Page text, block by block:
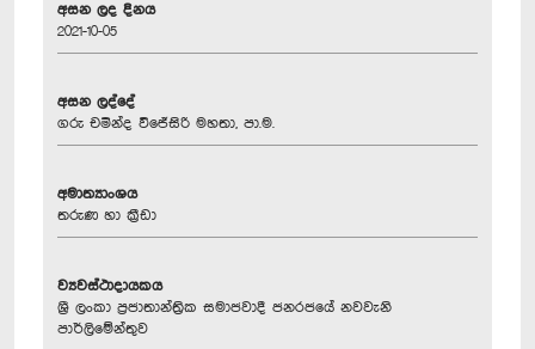
අසන ලද දිනය
2021-10-05
අසන ලද්දේ
ගරු චමින්ද වි‍ජේසිරි මහතා, පා.ම.
අමාත්‍යාංශය
තරුණ හා ක‍්‍රීඩා
ව්‍යවස්ථාදායකය
ශ්‍රී ලංකා ප්‍රජාතාන්ත්‍රික සමාජවාදී ජනරජයේ නවවැනි
පාර්ලිමේන්තුව